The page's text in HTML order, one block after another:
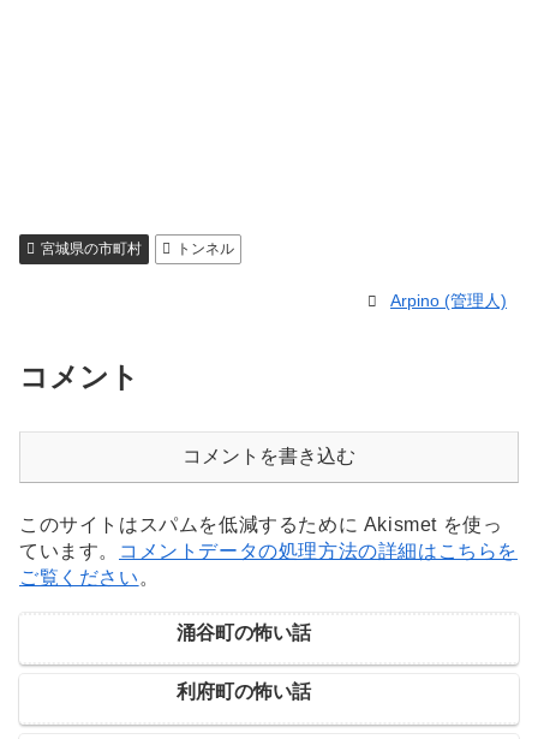
宮城県の市町村 トンネル
Arpino (管理人)
コメント
コメントを書き込む
このサイトはスパムを低減するために Akismet を使っ
ています。
コメントデータの処理方法の詳細はこちらを
ご覧ください 。
涌谷町の怖い話
利府町の怖い話